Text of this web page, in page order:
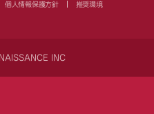
個人情報保護方針 推奨環境
INC